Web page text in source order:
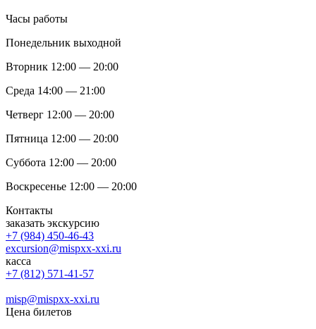
Часы работы
Понедельник выходной
Вторник 12:00 — 20:00
Среда 14:00 — 21:00
Четверг 12:00 — 20:00
Пятница 12:00 — 20:00
Суббота 12:00 — 20:00
Воскресенье 12:00 — 20:00
Контакты
заказать экскурсию
+7 (984) 450-46-43
excursion@mispxx-xxi.ru
касса
+7 (812) 571-41-57
misp@mispxx-xxi.ru
Цена билетов